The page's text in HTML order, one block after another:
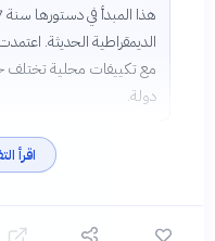
الديمقراطية الحديثة.
مع تكييفات محلية
دولة.
اقرأ